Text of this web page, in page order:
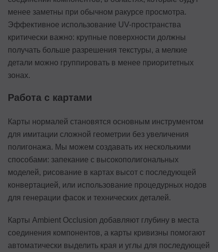
менее заметны при обычном ракурсе просмотра.
Эффективное использование UV-пространства
критически важно: крупные поверхности должны
получать больше разрешения текстуры, а мелкие
детали можно группировать в менее приоритетных
зонах.
Работа с картами
Карты нормалей становятся основным инструментом
для имитации сложной геометрии без увеличения
полигонажа. Мы можем создавать их несколькими
способами: запекание с высокополигональных
моделей, рисование в картах высот с последующей
конвертацией, или использование процедурных нодов
для генерации фасок и технических деталей.
Карты Ambient Occlusion добавляют глубину в места
соединения компонентов, а карты кривизны помогают
автоматически выделить края и углы для последующей